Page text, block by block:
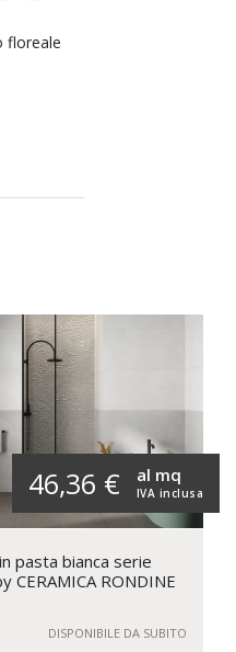
floreale
46,36 € IVA inclusa
al mq
pasta bianca serie
CERAMICA RONDINE
DISPONIBILE DA SUBITO